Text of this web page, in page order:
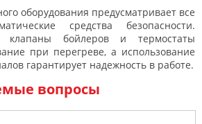
оборудования предусматривает все
средства безопасности.
клапаны бойлеров и термостаты
при перегреве, а использование
гарантирует надежность в работе.
вопросы